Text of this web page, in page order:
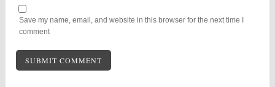
Save my name, email, and website in this browser for the next time I
comment